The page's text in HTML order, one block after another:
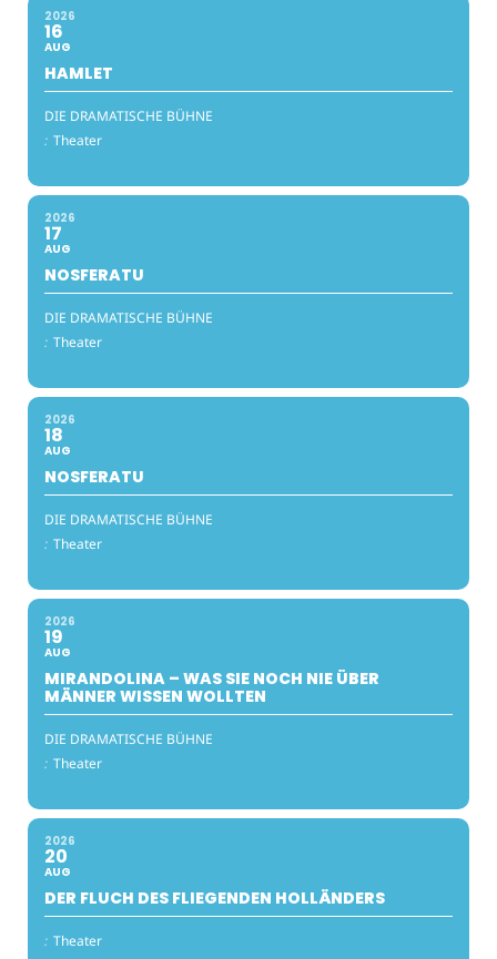
2026
16
AUG
HAMLET
DIE DRAMATISCHE BÜHNE
: Theater
2026
17
AUG
NOSFERATU
DIE DRAMATISCHE BÜHNE
: Theater
2026
18
AUG
NOSFERATU
DIE DRAMATISCHE BÜHNE
: Theater
2026
19
AUG
MIRANDOLINA – WAS SIE NOCH NIE ÜBER
MÄNNER WISSEN WOLLTEN
DIE DRAMATISCHE BÜHNE
: Theater
2026
20
AUG
DER FLUCH DES FLIEGENDEN HOLLÄNDERS
: Theater